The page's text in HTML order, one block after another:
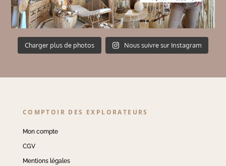
Charger plus de photos Nous suivre sur Instagram
COMPTOIR DES EXPLORATEURS
Mon compte
CGV
Mentions légales